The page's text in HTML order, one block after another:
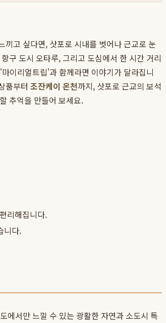
고 싶다면, 삿포로 시내를 벗어나 근교로 눈
구 도시 오타루, 그리고 도심에서 한 시간 거리
이리얼트립'과 함께라면 이야기가 달라집니
품부터 조잔케이 온천까지, 삿포로 근교의 보석
추억을 만들어 보세요.
리해집니다.
니다.
에서만 느낄 수 있는 광활한 자연과 소도시 특